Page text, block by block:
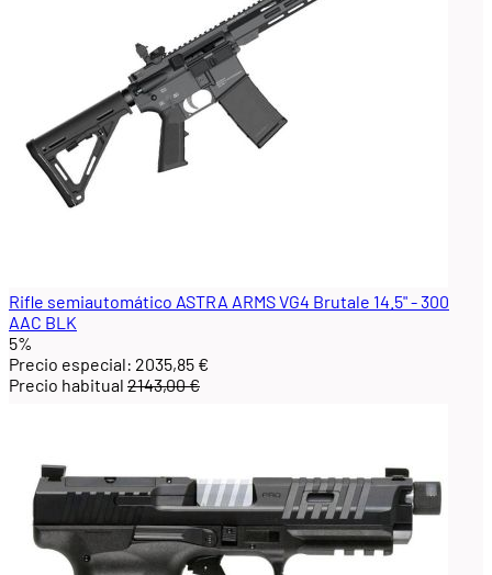
Rifle semiautomático ASTRA ARMS VG4 Brutale 14.5" - 300
AAC BLK
5%
Precio especial: 2035,85 €
Precio habitual 2143,00 €